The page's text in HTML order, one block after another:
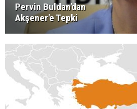
Pervin Buldan'dan
Akşener'e Tepki